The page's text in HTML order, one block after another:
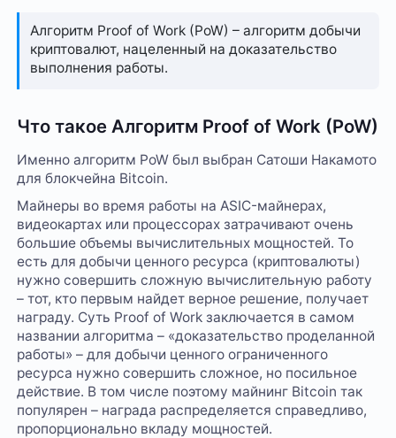
Алгоритм Proof of Work (PoW) – алгоритм добычи
криптовалют, нацеленный на доказательство
выполнения работы.
Что такое Алгоритм Proof of Work (PoW)
Именно алгоритм PoW был выбран Сатоши Накамото
для блокчейна Bitcoin.
Майнеры во время работы на ASIC-майнерах,
видеокартах или процессорах затрачивают очень
большие объемы вычислительных мощностей. То
есть для добычи ценного ресурса (криптовалюты)
нужно совершить сложную вычислительную работу
– тот, кто первым найдет верное решение, получает
награду. Суть Proof of Work заключается в самом
названии алгоритма – «доказательство проделанной
работы» – для добычи ценного ограниченного
ресурса нужно совершить сложное, но посильное
действие. В том числе поэтому майнинг Bitcoin так
популярен – награда распределяется справедливо,
пропорционально вкладу мощностей.